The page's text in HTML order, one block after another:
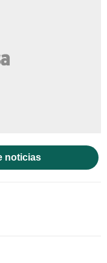
noticias